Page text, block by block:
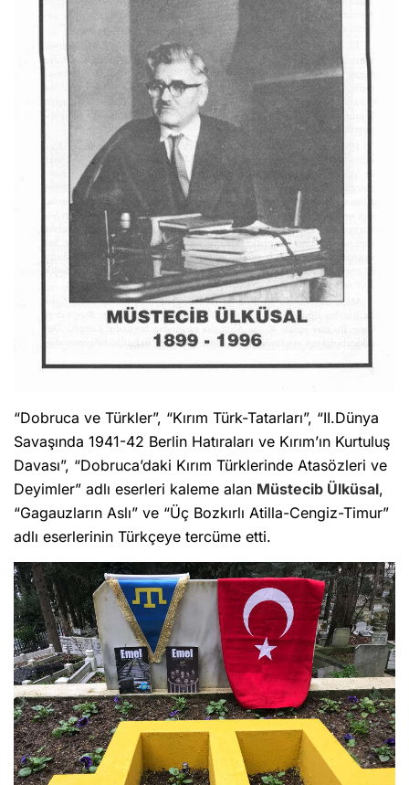
“Dobruca ve Türkler”, “Kırım Türk-Tatarları”, “II.Dünya
Savaşında 1941-42 Berlin Hatıraları ve Kırım’ın Kurtuluş
Davası”, “Dobruca’daki Kırım Türklerinde Atasözleri ve
Deyimler” adlı eserleri kaleme alan Müstecib Ülküsal,
“Gagauzların Aslı” ve “Üç Bozkırlı Atilla-Cengiz-Timur”
adlı eserlerinin Türkçeye tercüme etti.